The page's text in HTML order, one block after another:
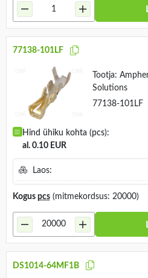
77138-101LF
Tootja:
Solutions
77138-101LF
Hind ühiku kohta (pcs):
al. 0.10 EUR
Laos:
Kogus pcs(mitmekordsus: 20000)
DS1014-64MF1B